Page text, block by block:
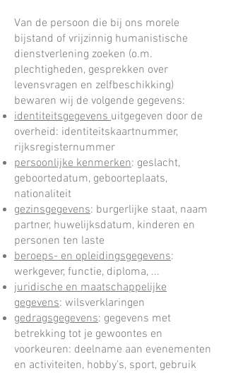
Van de persoon die bij ons morele
bijstand of vrijzinnig humanistische
dienstverlening zoeken (o.m.
plechtigheden, gesprekken over
levensvragen en zelfbeschikking)
bewaren wij de volgende gegevens:
identiteitsgegevensuitgegeven door de
overheid: identiteitskaartnummer,
rijksregisternummer
persoonlijke kenmerken: geslacht,
geboortedatum, geboorteplaats,
nationaliteit
gezinsgegevens: burgerlijke staat, naam
partner, huwelijksdatum, kinderen en
personen ten laste
beroeps- en opleidingsgegevens:
werkgever, functie, diploma, ...
juridische en maatschappelijke
gegevens: wilsverklaringen
gedragsgegevens: gegevens met
betrekking tot je gewoontes en
voorkeuren: deelname aan evenementen
en activiteiten, hobby's, sport, gebruik